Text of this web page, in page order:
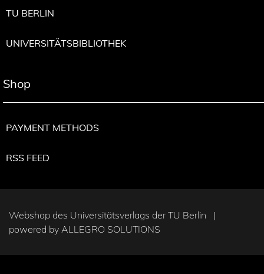
TU BERLIN
UNIVERSITÄTSBIBLIOTHEK
Shop
PAYMENT METHODS
RSS FEED
Webshop des Universitätsverlags der TU Berlin |
powered by ALLEGRO SOLUTIONS